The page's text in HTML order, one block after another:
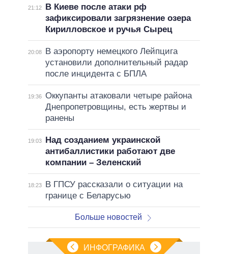
21:12
В Киеве после атаки рф
зафиксировали загрязнение озера
Кирилловское и ручья Сырец
20:08
В аэропорту немецкого Лейпцига
установили дополнительный радар
после инцидента с БПЛА
19:36 Оккупанты атаковали четыре района
Днепропетровщины, есть жертвы и
ранены
19:03
Над созданием украинской
антибаллистики работают две
компании – Зеленский
18:23
В ГПСУ рассказали о ситуации на
границе с Беларусью
Больше новостей
ИНФОГРАФИКА